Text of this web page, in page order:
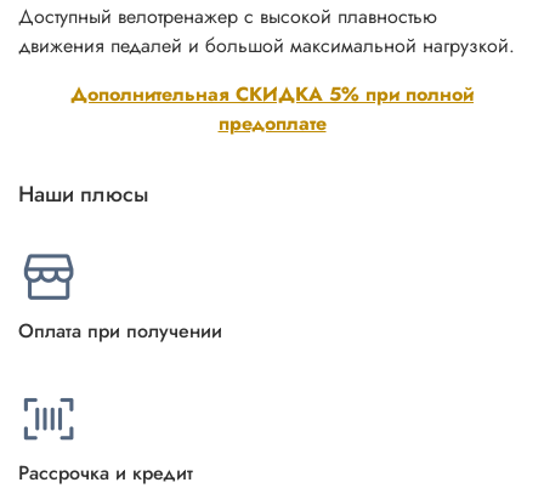
Дополнительная СКИДКА 5% при полной
предоплате
Доступный велотренажер с высокой плавностью
движения педалей и большой максимальной нагрузкой.
Наши плюсы
Оплата при получении
Рассрочка и кредит